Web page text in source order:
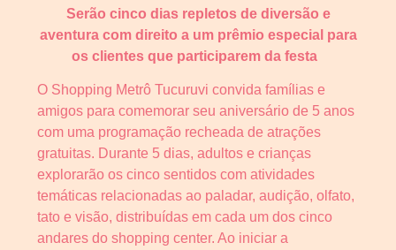
Serão cinco dias repletos de diversão e
aventura com direito a um prêmio especial para
os clientes que participarem da festa
O Shopping Metrô Tucuruvi convida famílias e
amigos para comemorar seu aniversário de 5 anos
com uma programação recheada de atrações
gratuitas. Durante 5 dias, adultos e crianças
explorarão os cinco sentidos com atividades
temáticas relacionadas ao paladar, audição, olfato,
tato e visão, distribuídas em cada um dos cinco
andares do shopping center. Ao iniciar a